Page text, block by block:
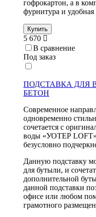
гофрокартон, а в
фурнитура и
Купить
5 670
В сравнение
Под заказ
ПОДСТАВКА ДЛЯ
БЕТОН
Современное
одновременно
сочетается с
воды «УОТЕР
безусловно
Данную подставку
для бутыли, и
дополнительной
данной подставки
офисе или любом
грамотного